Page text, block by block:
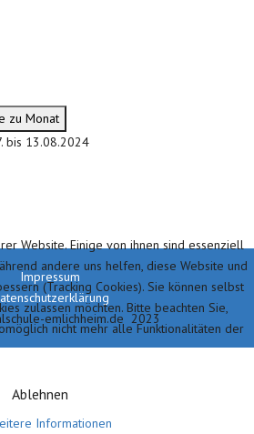
zu Monat
bis 13.08.2024
Impressum
emlichheim.de 2023
Website. Einige von ihnen sind essenziell
andere uns helfen, diese Website und
(Tracking Cookies). Sie können selbst
zulassen möchten. Bitte beachten Sie,
nicht mehr alle Funktionalitäten der
Ablehnen
Informationen